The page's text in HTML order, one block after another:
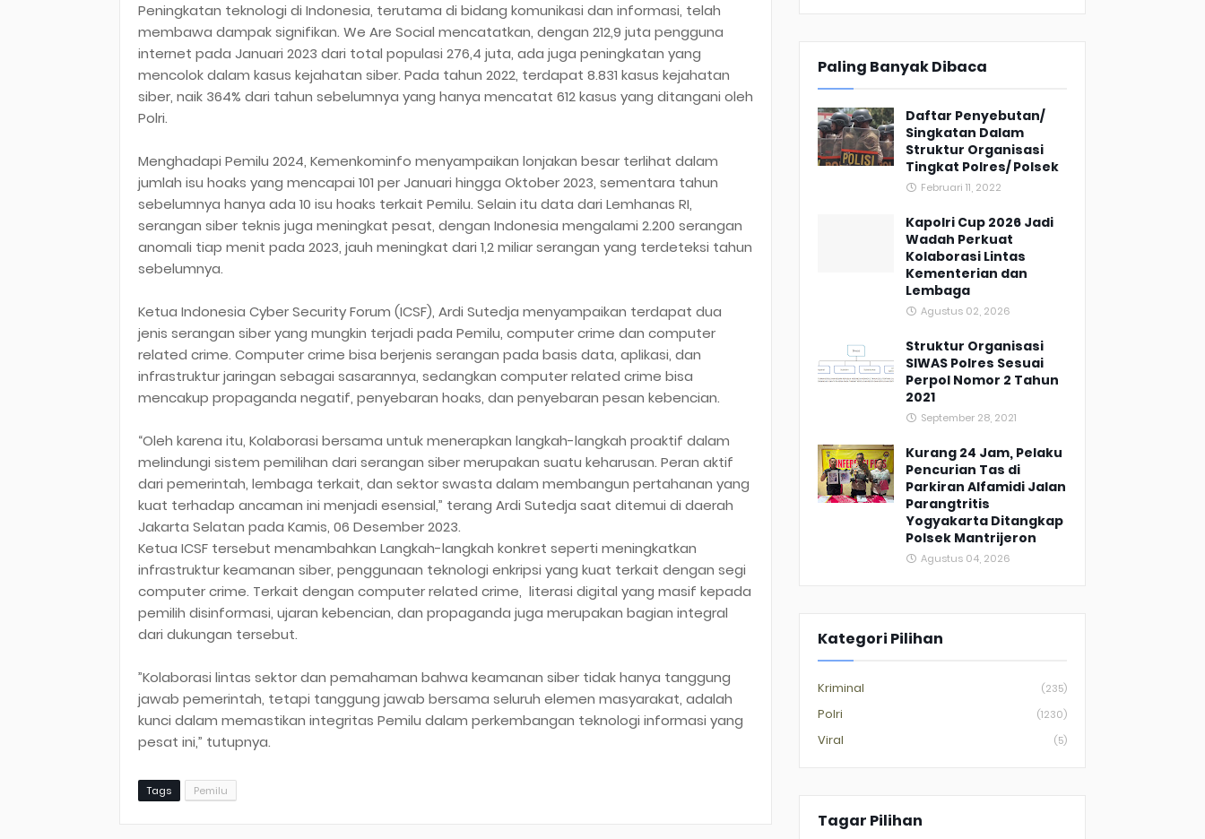
Peningkatan teknologi di Indonesia, terutama di bidang komunikasi dan informasi, telah
membawa dampak signifikan. We Are Social mencatatkan, dengan 212,9 juta pengguna
internet pada Januari 2023 dari total populasi 276,4 juta, ada juga peningkatan yang
mencolok dalam kasus kejahatan siber. Pada tahun 2022, terdapat 8.831 kasus kejahatan
siber, naik 364% dari tahun sebelumnya yang hanya mencatat 612 kasus yang ditangani oleh
Polri.
Menghadapi Pemilu 2024, Kemenkominfo menyampaikan lonjakan besar terlihat dalam
jumlah isu hoaks yang mencapai 101 per Januari hingga Oktober 2023, sementara tahun
sebelumnya hanya ada 10 isu hoaks terkait Pemilu. Selain itu data dari Lemhanas RI,
serangan siber teknis juga meningkat pesat, dengan Indonesia mengalami 2.200 serangan
anomali tiap menit pada 2023, jauh meningkat dari 1,2 miliar serangan yang terdeteksi tahun
sebelumnya.
Ketua Indonesia Cyber Security Forum (ICSF), Ardi Sutedja menyampaikan terdapat dua
jenis serangan siber yang mungkin terjadi pada Pemilu, computer crime dan computer
related crime. Computer crime bisa berjenis serangan pada basis data, aplikasi, dan
infrastruktur jaringan sebagai sasarannya, sedangkan computer related crime bisa
mencakup propaganda negatif, penyebaran hoaks, dan penyebaran pesan kebencian.
“Oleh karena itu, Kolaborasi bersama untuk menerapkan langkah-langkah proaktif dalam
melindungi sistem pemilihan dari serangan siber merupakan suatu keharusan. Peran aktif
dari pemerintah, lembaga terkait, dan sektor swasta dalam membangun pertahanan yang
kuat terhadap ancaman ini menjadi esensial,” terang Ardi Sutedja saat ditemui di daerah
Jakarta Selatan pada Kamis, 06 Desember 2023.
Ketua ICSF tersebut menambahkan Langkah-langkah konkret seperti meningkatkan
infrastruktur keamanan siber, penggunaan teknologi enkripsi yang kuat terkait dengan segi
computer crime. Terkait dengan computer related crime, literasi digital yang masif kepada
pemilih disinformasi, ujaran kebencian, dan propaganda juga merupakan bagian integral
dari dukungan tersebut.
”Kolaborasi lintas sektor dan pemahaman bahwa keamanan siber tidak hanya tanggung
jawab pemerintah, tetapi tanggung jawab bersama seluruh elemen masyarakat, adalah
kunci dalam memastikan integritas Pemilu dalam perkembangan teknologi informasi yang
pesat ini,” tutupnya.
Tags Pemilu
Paling Banyak Dibaca
Daftar Penyebutan/
Singkatan Dalam
Struktur Organisasi
Tingkat Polres/ Polsek
Februari 11, 2022
Kapolri Cup 2026 Jadi
Wadah Perkuat
Kolaborasi Lintas
Kementerian dan
Lembaga
Agustus 02, 2026
Struktur Organisasi
SIWAS Polres Sesuai
Perpol Nomor 2 Tahun
2021
September 28, 2021
Kurang 24 Jam, Pelaku
Pencurian Tas di
Parkiran Alfamidi Jalan
Parangtritis
Yogyakarta Ditangkap
Polsek Mantrijeron
Agustus 04, 2026
Kategori Pilihan
Kriminal (235)
Polri (1230)
Viral (5)
Tagar Pilihan